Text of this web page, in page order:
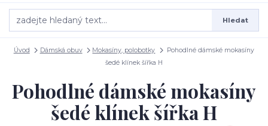
Hledat
Úvod Dámská obuv Mokasíny, polobotky
Pohodlné dámské mokasíny
šedé klínek šířka H
Pohodlné dámské mokasíny
šedé klínek šířka H